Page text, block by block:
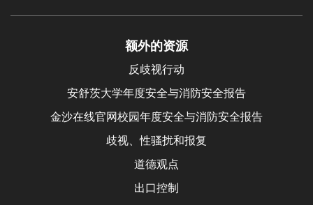
额外的资源
反歧视行动
安舒茨大学年度安全与消防安全报告
金沙在线官网校园年度安全与消防安全报告
歧视、性骚扰和报复
道德观点
出口控制